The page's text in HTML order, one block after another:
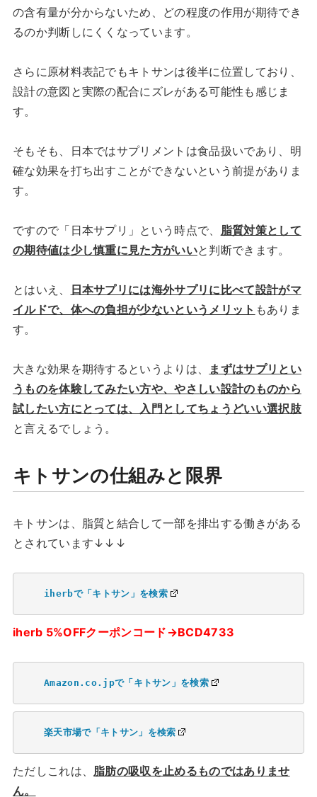
の含有量が分からないため、どの程度の作用が期待でき
るのか判断しにくくなっています。
さらに原材料表記でもキトサンは後半に位置しており、
設計の意図と実際の配合にズレがある可能性も感じま
す。
そもそも、日本ではサプリメントは食品扱いであり、明
確な効果を打ち出すことができないという前提がありま
す。
ですので「日本サプリ」という時点で、 脂質対策として
の期待値は少し慎重に見た方がいいと判断できます。
とはいえ、
日本サプリには海外サプリに比べて設計がマ
イルドで、体への負担が少ないというメリット もありま
す。
大きな効果を期待するというよりは、
まずはサプリとい
うものを体験してみたい方や、やさしい設計のものから
試したい方にとっては、入門としてちょうどいい選択肢
と言えるでしょう。
キトサンの仕組みと限界
キトサンは、脂質と結合して一部を排出する働きがある
とされています↓↓↓
iherbで「キトサン」を検索
iherb 5%OFFクーポンコード→BCD4733
Amazon.co.jpで「キトサン」を検索
楽天市場で「キトサン」を検索
ただしこれは、 脂肪の吸収を止めるものではありませ
ん。